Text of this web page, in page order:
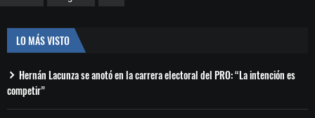
LO MÁS VISTO
Hernán Lacunza se anotó en la carrera electoral del PRO: “La intención es
competir”